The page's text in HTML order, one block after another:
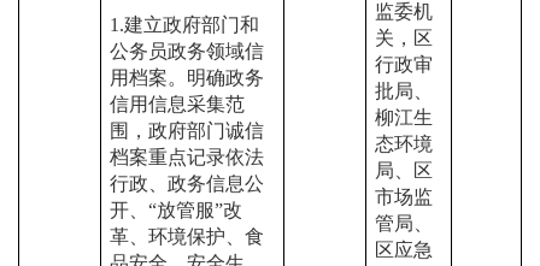
1.建立政府部门和
公务员政务领域信
用档案。明确政务
信用信息采集范
围，政府部门诚信
档案重点记录依法
行政、政务信息公
开、“放管服”改
革、环境保护、食
监委机
关 ， 区
行政审
批局、
柳江生
态环境
局、区
市场监
管局、
区应急